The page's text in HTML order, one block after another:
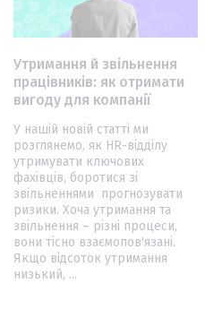
Утримання й звільнення
працівників: як отримати
вигоду для компанії
У нашій новій статті ми
розглянемо, як HR-відділу
утримувати ключових
фахівців, боротися зі
звільненнями прогнозувати
ризики. Хоча утримання та
звільнення – різні процеси,
вони тісно взаємопов'язані.
Якщо відсоток утримання
низький, ...